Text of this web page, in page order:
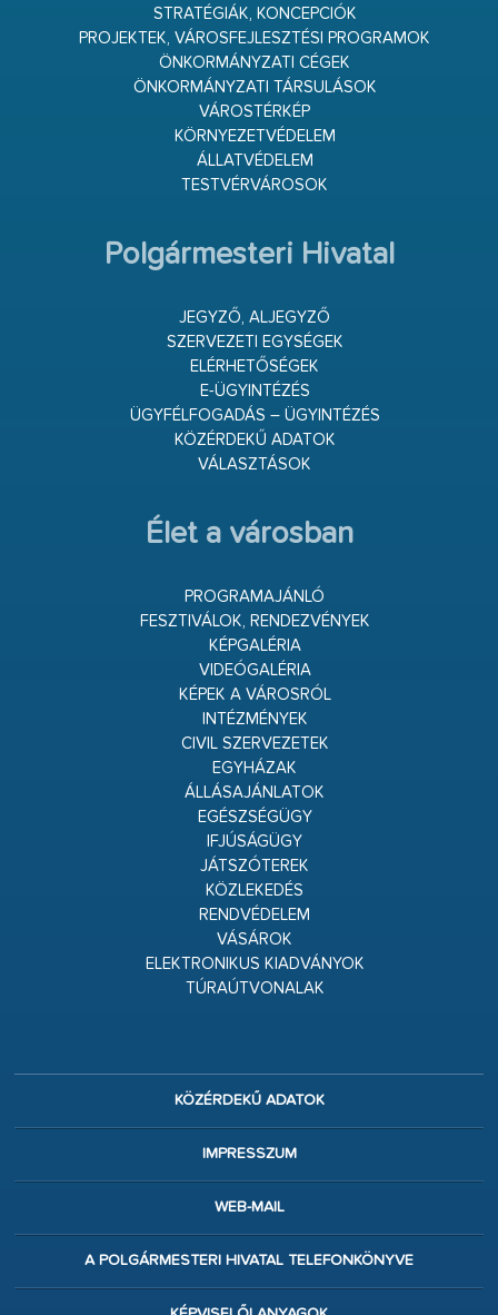
STRATÉGIÁK, KONCEPCIÓK
PROJEKTEK, VÁROSFEJLESZTÉSI PROGRAMOK
ÖNKORMÁNYZATI CÉGEK
ÖNKORMÁNYZATI TÁRSULÁSOK
VÁROSTÉRKÉP
KÖRNYEZETVÉDELEM
ÁLLATVÉDELEM
TESTVÉRVÁROSOK
Polgármesteri Hivatal
JEGYZŐ, ALJEGYZŐ
SZERVEZETI EGYSÉGEK
ELÉRHETŐSÉGEK
E-ÜGYINTÉZÉS
ÜGYFÉLFOGADÁS – ÜGYINTÉZÉS
KÖZÉRDEKŰ ADATOK
VÁLASZTÁSOK
Élet a városban
PROGRAMAJÁNLÓ
FESZTIVÁLOK, RENDEZVÉNYEK
KÉPGALÉRIA
VIDEÓGALÉRIA
KÉPEK A VÁROSRÓL
INTÉZMÉNYEK
CIVIL SZERVEZETEK
EGYHÁZAK
ÁLLÁSAJÁNLATOK
EGÉSZSÉGÜGY
IFJÚSÁGÜGY
JÁTSZÓTEREK
KÖZLEKEDÉS
RENDVÉDELEM
VÁSÁROK
ELEKTRONIKUS KIADVÁNYOK
TÚRAÚTVONALAK
KÖZÉRDEKŰ ADATOK
IMPRESSZUM
WEB-MAIL
A POLGÁRMESTERI HIVATAL TELEFONKÖNYVE